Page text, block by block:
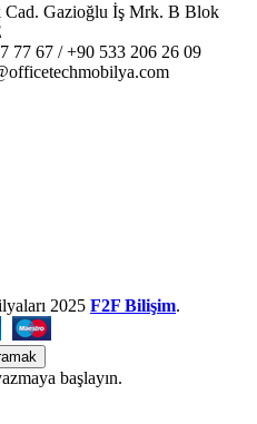
Cad. Gazioğlu İş Mrk. B Blok
77 67 / +90 533 206 26 09
2025 F2F Bilişim.
başlayın.